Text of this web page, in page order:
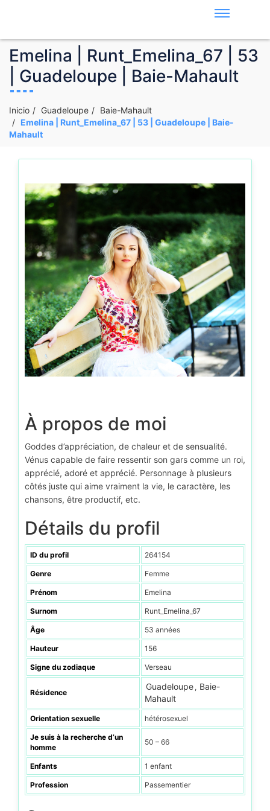
Emelina | Runt_Emelina_67 | 53
| Guadeloupe | Baie-Mahault
Inicio Guadeloupe
Baie-Mahault
Emelina | Runt_Emelina_67 | 53 | Guadeloupe | Baie-
Mahault
À propos de moi
Goddes d’appréciation, de chaleur et de sensualité.
Vénus capable de faire ressentir son gars comme un roi,
apprécié, adoré et apprécié. Personnage à plusieurs
côtés juste qui aime vraiment la vie, le caractère, les
chansons, être productif, etc.
Détails du profil
ID du profil 264154
Genre Femme
Prénom Emelina
Surnom Runt_Emelina_67
Âge 53 années
Hauteur 156
Signe du zodiaque Verseau
Résidence
Guadeloupe , Baie-
Mahault
Orientation sexuelle hétérosexuel
Je suis à la recherche d’un
homme
50 – 66
Enfants 1 enfant
Profession Passementier